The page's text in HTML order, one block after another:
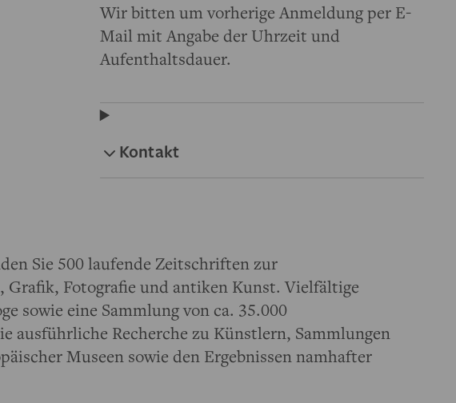
Wir bitten um vorherige Anmeldung per E-
Mail mit Angabe der Uhrzeit und
Aufenthaltsdauer.
Kontakt
Sie 500 laufende Zeitschriften zur
Grafik, Fotografie und antiken Kunst. Vielfältige
sowie eine Sammlung von ca. 35.000
ausführliche Recherche zu Künstlern, Sammlungen
Museen sowie den Ergebnissen namhafter